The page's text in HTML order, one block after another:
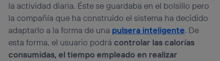
la actividad diaria. Éste se guardaba en el bolsillo pero
la compañía que ha construido el sistema ha decidido
adaptarlo a la forma de una pulsera inteligente. De
esta forma, el usuario podrácontrolar las calorías
consumidas, el tiempo empleado en realizar